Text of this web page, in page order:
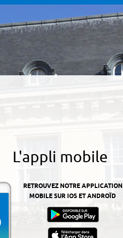
L'appli mobile
RETROUVEZ NOTRE APPLICATION
MOBILE SUR IOS ET ANDROÏD